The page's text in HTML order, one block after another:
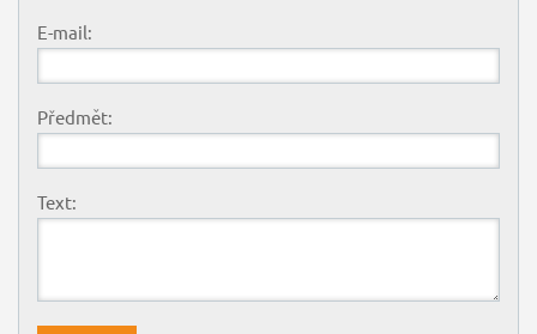
E-mail:
Předmět:
Text: